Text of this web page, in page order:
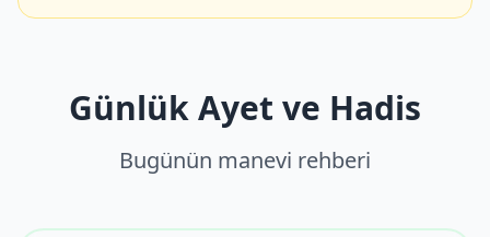
Günlük Ayet ve Hadis
Bugünün manevi rehberi